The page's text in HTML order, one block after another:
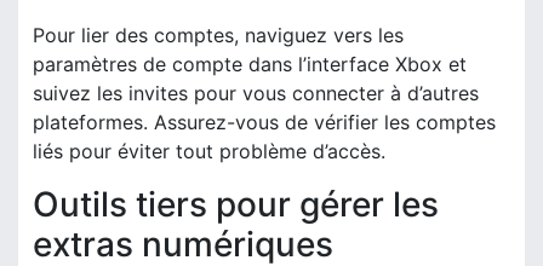
Pour lier des comptes, naviguez vers les
paramètres de compte dans l’interface Xbox et
suivez les invites pour vous connecter à d’autres
plateformes. Assurez-vous de vérifier les comptes
liés pour éviter tout problème d’accès.
Outils tiers pour gérer les
extras numériques